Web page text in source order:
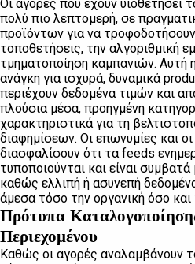
Οι αγορές που έχουν υιοθετήσει
πολύ πιο λεπτομερή, σε
προϊόντων για να
τοποθετήσεις, την αλγοριθμική
τμηματοποίηση καμπανιών. Αυτή
ανάγκη για ισχυρά, δυναμικά
περιέχουν δεδομένα τιμών και
πλούσια μέσα, προηγμένη
χαρακτηριστικά για τη
διαφημίσεων. Οι επωνυμίες και
διασφαλίσουν ότι τα feeds
τυποποιούνται και είναι
καθώς ελλιπή ή ασυνεπή
άμεσα τόσο την οργανική όσο
Πρότυπα
Περιεχομένου
Καθώς οι αγορές αναλαμβάνουν